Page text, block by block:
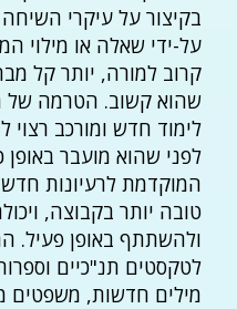
בקיצור על עיקרי
על-ידי שאלה או מילוי
קרוב למורה, יותר קל
שהוא קשוב. הטרמה של
לימוד חדש ומורכב רצוי
לפני שהוא מועבר
המוקדמת לרעיונות
טובה יותר בקבוצה,
ולהשתתף באופן פעיל.
לטקסטים תנ"כיים
מילים חדשות, משפטים